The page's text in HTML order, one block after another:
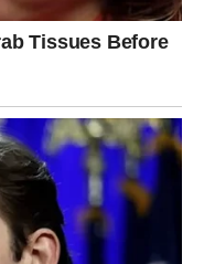
će imati osećaj da ih